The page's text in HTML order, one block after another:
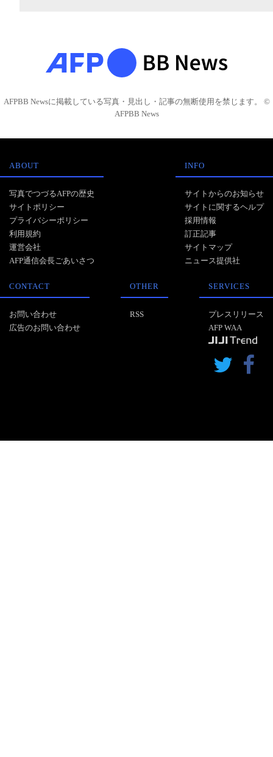
AFPBB Newsに掲載している写真・見出し・記事の無断使用を禁じます。 ©
AFPBB News
ABOUT
写真でつづるAFPの歴史
サイトポリシー
プライバシーポリシー
利用規約
運営会社
AFP通信会長ごあいさつ
INFO
サイトからのお知らせ
サイトに関するヘルプ
採用情報
訂正記事
サイトマップ
ニュース提供社
CONTACT
お問い合わせ
広告のお問い合わせ
OTHER
RSS
SERVICES
プレスリリース
AFP WAA